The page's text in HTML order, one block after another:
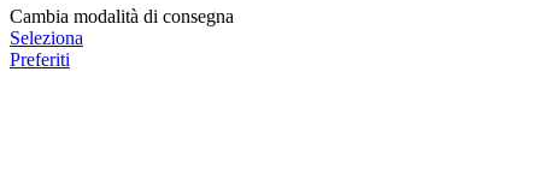
Cambia modalità di consegna
Seleziona
Preferiti